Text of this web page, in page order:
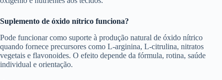
Suplemento de óxido nítrico funciona?
Pode funcionar como suporte à produção natural de óxido nítrico
quando fornece precursores como L-arginina, L-citrulina, nitratos
vegetais e flavonoides. O efeito depende da fórmula, rotina, saúde
individual e orientação.